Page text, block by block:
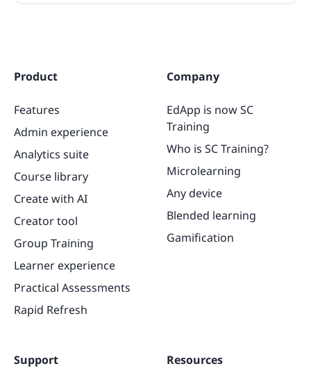
Product
Features
Admin experience
Analytics suite
Course library
Create with AI
Creator tool
Group Training
Learner experience
Practical Assessments
Rapid Refresh
Company
EdApp is now SC
Training
Who is SC Training?
Microlearning
Any device
Blended learning
Gamification
Support Resources